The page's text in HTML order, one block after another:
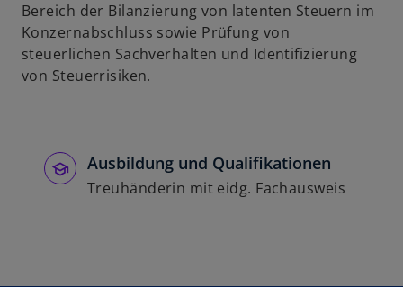
Bereich der Bilanzierung von latenten Steuern im
Konzernabschluss sowie Prüfung von
steuerlichen Sachverhalten und Identifizierung
von Steuerrisiken.
Ausbildung und Qualifikationen
Treuhänderin mit eidg. Fachausweis